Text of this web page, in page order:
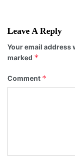
Leave A Reply
Your email address
marked *
Comment *